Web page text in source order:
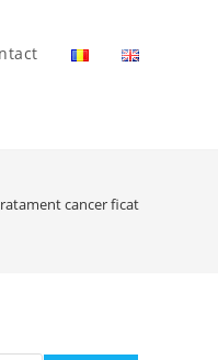
cancer ficat